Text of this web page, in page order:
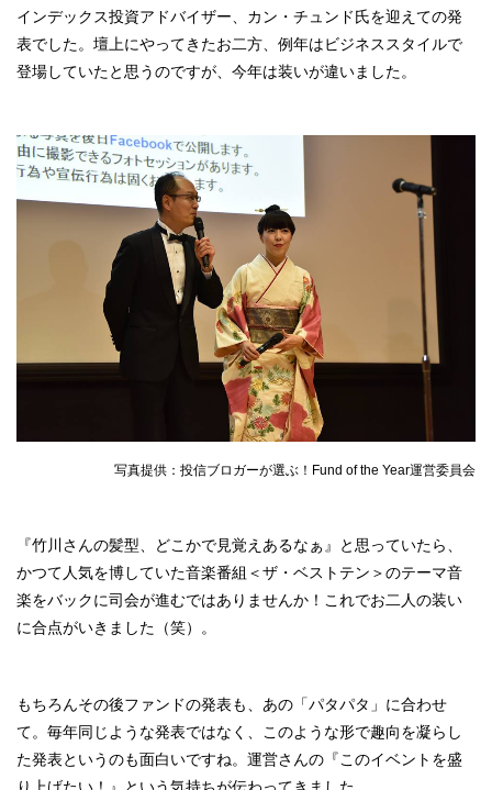
インデックス投資アドバイザー、カン・チュンド氏を迎えての発
表でした。壇上にやってきたお二方、例年はビジネススタイルで
登場していたと思うのですが、今年は装いが違いました。
写真提供：投信ブロガーが選ぶ！Fund of the Year運営委員会
『竹川さんの髪型、どこかで見覚えあるなぁ』と思っていたら、
かつて人気を博していた音楽番組＜ザ・ベストテン＞のテーマ音
楽をバックに司会が進むではありませんか！これでお二人の装い
に合点がいきました（笑）。
もちろんその後ファンドの発表も、あの「パタパタ」に合わせ
て。毎年同じような発表ではなく、このような形で趣向を凝らし
た発表というのも面白いですね。運営さんの『このイベントを盛